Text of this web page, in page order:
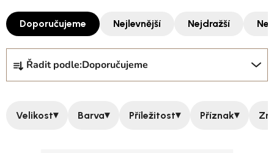
Doporučujeme Nejlevnější Nejdražší
Řazení produktů
Řadit podle:Doporučujeme
Velikost▾ Barva▾ Příležitost▾ Příznak▾